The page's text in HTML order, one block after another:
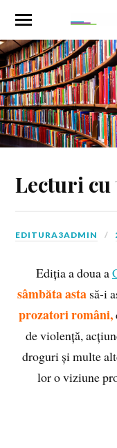
Lecturi cu
EDITURA3ADMIN
Ediția a doua a
sâmbăta asta să-i
prozatori români,
de violență,
droguri și multe
lor o viziune